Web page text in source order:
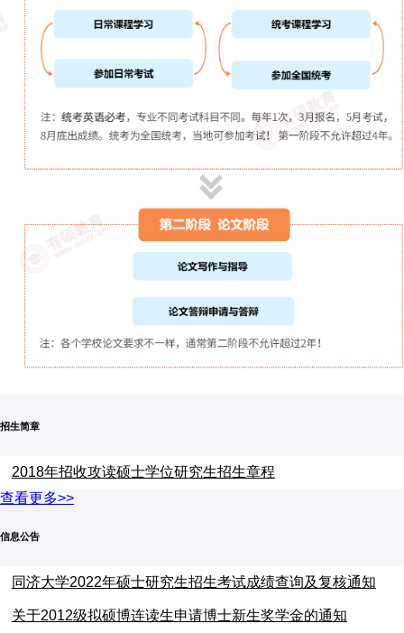
招生简章
2018年招收攻读硕士学位研究生招生章程
查看更多>>
信息公告
同济大学2022年硕士研究生招生考试成绩查询及复核通知
关于2012级拟硕博连读生申请博士新生奖学金的通知